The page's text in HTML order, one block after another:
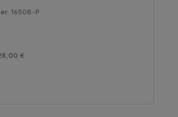
16508-P
€